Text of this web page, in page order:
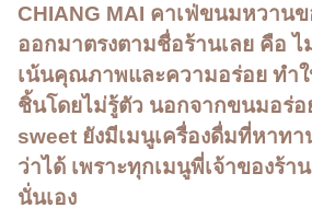
CHIANG MAI คาเฟ่ขนมหวาน
ออกมาตรงตามชื่อร้านเลย คือ
เน้นคุณภาพและความอร่อย ทำ
ชิ้นโดยไม่รู้ตัว นอกจากขนมอร่อ
sweet ยังมีเมนูเครื่องดื่มที่หาท
ว่าได้ เพราะทุกเมนูพี่เจ้าของร้
นั่นเอง